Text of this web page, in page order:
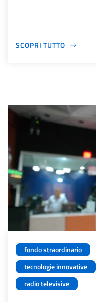
SCOPRI TUTTO
fondo straordinario
tecnologie innovative
radio televisive